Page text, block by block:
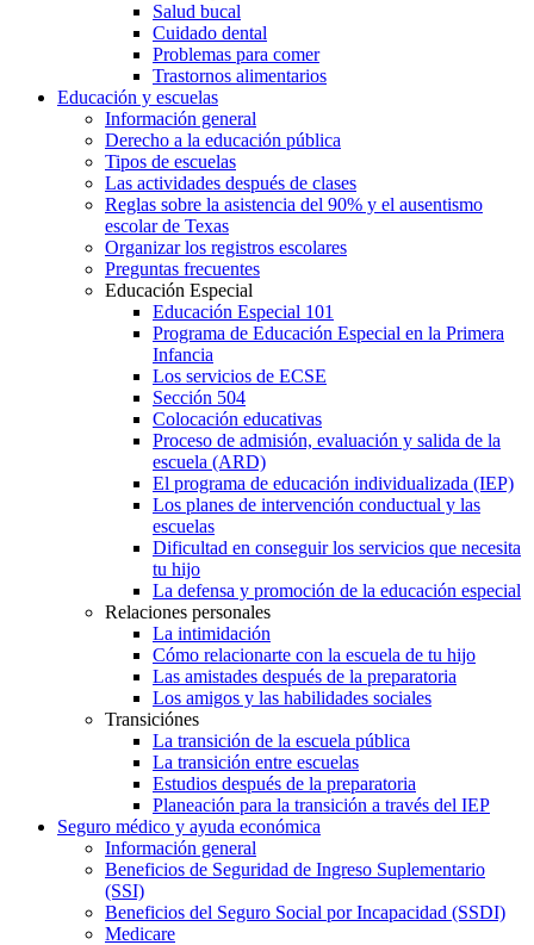
Salud bucal
Cuidado dental
Problemas para comer
Trastornos alimentarios
Educación y escuelas
Información general
Derecho a la educación pública
Tipos de escuelas
Las actividades después de clases
Reglas sobre la asistencia del 90% y el ausentismo
escolar de Texas
Organizar los registros escolares
Preguntas frecuentes
Educación Especial
Educación Especial 101
Programa de Educación Especial en la Primera
Infancia
Los servicios de ECSE
Sección 504
Colocación educativas
Proceso de admisión, evaluación y salida de la
escuela (ARD)
El programa de educación individualizada (IEP)
Los planes de intervención conductual y las
escuelas
Dificultad en conseguir los servicios que necesita
tu hijo
La defensa y promoción de la educación especial
Relaciones personales
La intimidación
Cómo relacionarte con la escuela de tu hijo
Las amistades después de la preparatoria
Los amigos y las habilidades sociales
Transiciónes
La transición de la escuela pública
La transición entre escuelas
Estudios después de la preparatoria
Planeación para la transición a través del IEP
Seguro médico y ayuda económica
Información general
Beneficios de Seguridad de Ingreso Suplementario
(SSI)
Beneficios del Seguro Social por Incapacidad (SSDI)
Medicare